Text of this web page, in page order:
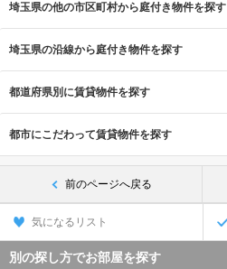
埼玉県の他の市区町村から庭付き物件を探す
埼玉県の沿線から庭付き物件を探す
都道府県別に賃貸物件を探す
都市にこだわって賃貸物件を探す
前のページへ戻る
気になるリスト
別の探し方でお部屋を探す